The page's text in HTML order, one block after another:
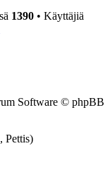
1390 • Käyttäjiä
Software © phpBB
Pettis)